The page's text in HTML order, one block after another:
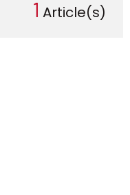
1 Article(s)